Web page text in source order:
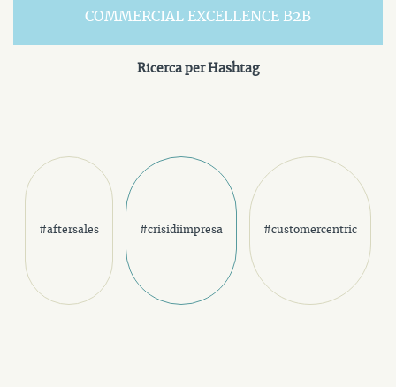
COMMERCIAL EXCELLENCE B2B
Ricerca per Hashtag
#aftersales #crisidiimpresa #customercentric